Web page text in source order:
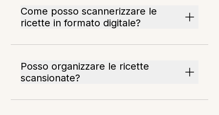
Come posso scannerizzare le
ricette in formato digitale?
Posso organizzare le ricette
scansionate?